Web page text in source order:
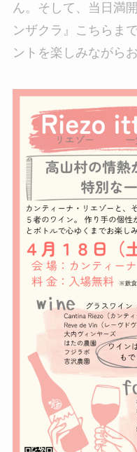
ん。そして、当日満
ンザクラ』こちらま
ントを楽しみながら